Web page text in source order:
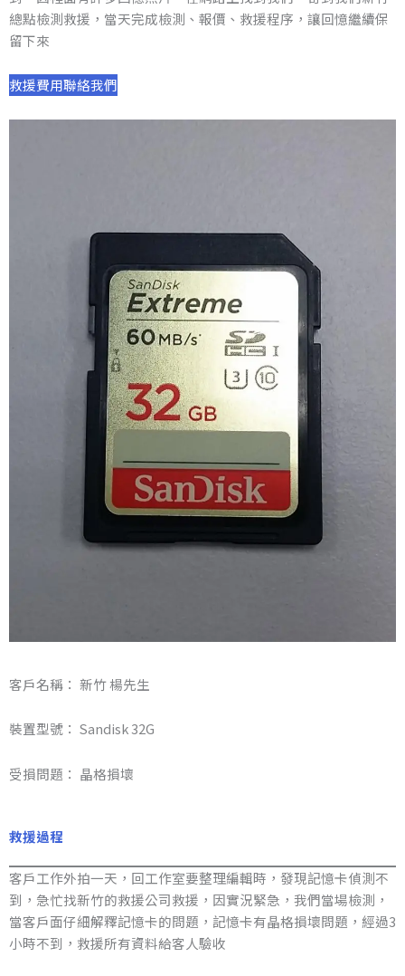
總點檢測救援，當天完成檢測、報價、救援程序，讓回憶繼續保
留下來
救援費用聯絡我們
客戶名稱： 新竹 楊先生
裝置型號： Sandisk 32G
受損問題： 晶格損壞
救援過程
客戶工作外拍一天，回工作室要整理編輯時，發現記憶卡偵測不
到，急忙找新竹的救援公司救援，因實況緊急，我們當場檢測，
當客戶面仔細解釋記憶卡的問題，記憶卡有晶格損壞問題，經過3
小時不到，救援所有資料給客人驗收